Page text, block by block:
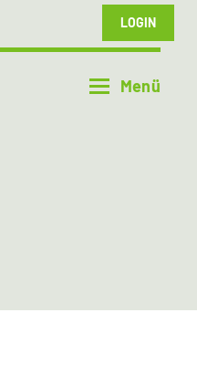
LOGIN